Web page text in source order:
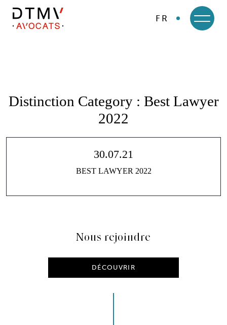
FR
Distinction Category : Best Lawyer
2022
30.07.21
BEST LAWYER 2022
Nous rejoindre
DÉCOUVRIR